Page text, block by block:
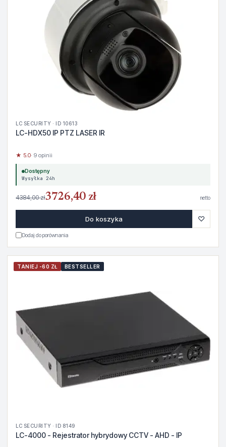
LC SECURITY · ID 10613
LC-HDX50 IP PTZ LASER IR
★ 5.0· 9 opinii
Dostępny
Wysyłka 24h
4384,00 zł3726,40 zł netto
Do koszyka ♡
Dodaj do porównania
TANIEJ -60 ZŁ BESTSELLER
LC SECURITY · ID 8149
LC-4000 - Rejestrator hybrydowy CCTV - AHD - IP